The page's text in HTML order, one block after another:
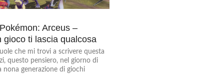
Arceus –
gioco ti lascia qualcosa
che mi trovi a scrivere questa
questo pensiero, nel giorno di
nona generazione di giochi